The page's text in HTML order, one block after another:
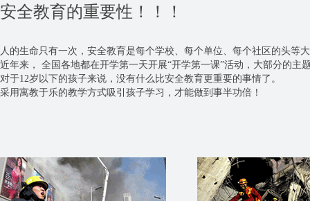
安全教育的重要性！！！
人的生命只有一次，安全教育是每个学校、每个单位、每个社区的头等
近年来， 全国各地都在开学第一天开展“开学第一课”活动，大部分的主
对于12岁以下的孩子来说，没有什么比安全教育更重要的事情了。
采用寓教于乐的教学方式吸引孩子学习，才能做到事半功倍！